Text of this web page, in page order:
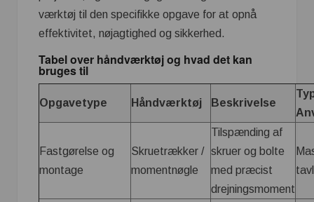
værktøj til den specifikke opgave for at opnå
effektivitet, nøjagtighed og sikkerhed.
Tabel over håndværktøj og hvad det kan
bruges til
Opgavetype Håndværktøj Beskrivelse
Fastgørelse og
montage
Skruetrækker /
momentnøgle
Tilspænding af
skruer og bolte
med præcist
drejningsmoment